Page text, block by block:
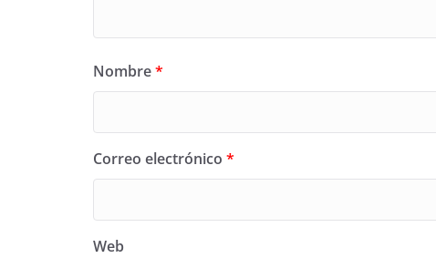
Nombre*
Correo electrónico *
Web